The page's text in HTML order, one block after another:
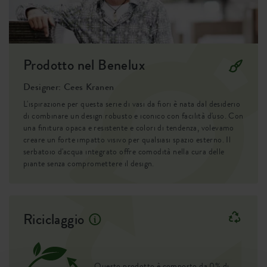
SKU
9245345942500
Prodotto nel Benelux
Designer: Cees Kranen
L'ispirazione per questa serie di vasi da fiori è nata dal desiderio
di combinare un design robusto e iconico con facilità d'uso. Con
una finitura opaca e resistente e colori di tendenza, volevamo
creare un forte impatto visivo per qualsiasi spazio esterno. Il
serbatoio d'acqua integrato offre comodità nella cura delle
piante senza compromettere il design.
Riciclaggio